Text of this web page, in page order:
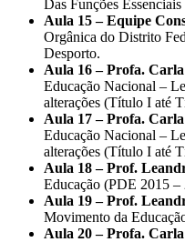
Das Funções
Aula 15 – Equipe
Orgânica do Distrito
Desporto.
Aula 16 – Profa. Carla
Educação Nacional –
alterações (Título I até
Aula 17 – Profa. Carla
Educação Nacional –
alterações (Título I até
Aula 18 – Prof.
Educação (PDE 2015 –
Aula 19 – Prof.
Movimento da
Aula 20 – Profa. Carla